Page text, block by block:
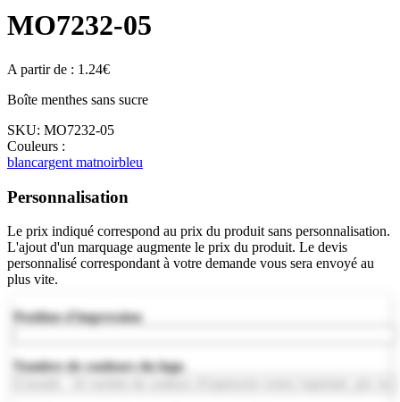
MO7232-05
A partir de : 1.24€
Boîte menthes sans sucre
SKU: MO7232-05
Couleurs :
blancargent matnoirbleu
Personnalisation
Le prix indiqué correspond au prix du produit sans personnalisation.
L'ajout d'un marquage augmente le prix du produit. Le devis
personnalisé correspondant à votre demande vous sera envoyé au
plus vite.
Position d'impression
Nombre de couleurs du logo